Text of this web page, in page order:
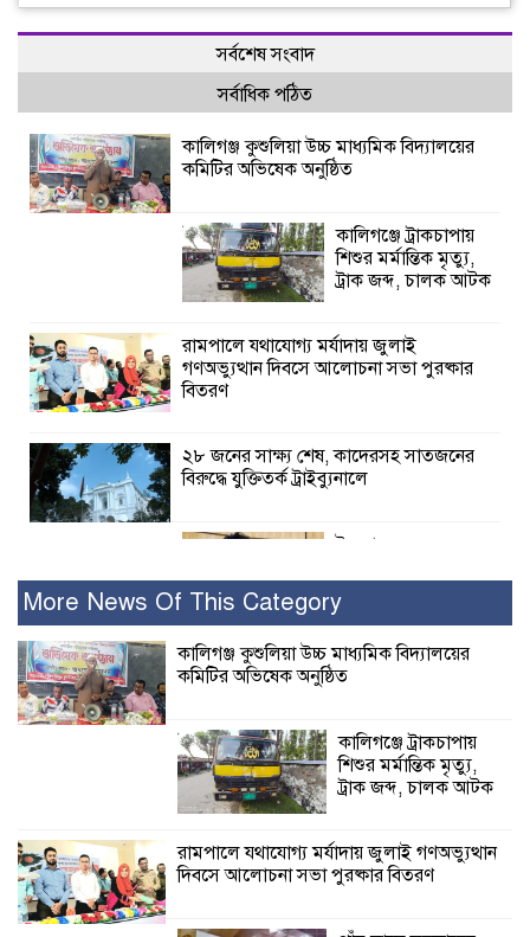
সর্বশেষ সংবাদ
সর্বাধিক পঠিত
কালিগঞ্জ কুশুলিয়া উচ্চ মাধ্যমিক বিদ্যালয়ের
কমিটির অভিষেক অনুষ্ঠিত
কালিগঞ্জে ট্রাকচাপায়
শিশুর মর্মান্তিক মৃত্যু,
ট্রাক জব্দ, চালক আটক
রামপালে যথাযোগ্য মর্যাদায় জুলাই
গণঅভ্যুত্থান দিবসে আলোচনা সভা পুরষ্কার
বিতরণ
২৮ জনের সাক্ষ্য শেষ, কাদেরসহ সাতজনের
বিরুদ্ধে যুক্তিতর্ক ট্রাইব্যুনালে
ইসলামের সবচেয়ে
নুর
পাঁচ মাসে সরকারের দোষ দিচ্ছেন, আপনারা
কালিগঞ্জে নিখোঁজ জেলের মরদেহ অবশেষে
মিলল ইছামতী নদীতে
শ্রীউলা ইউনিয়ন
More News Of This Category
কালিগঞ্জ কুশুলিয়া উচ্চ মাধ্যমিক বিদ্যালয়ের
কমিটির অভিষেক অনুষ্ঠিত
কালিগঞ্জে ট্রাকচাপায়
শিশুর মর্মান্তিক মৃত্যু,
ট্রাক জব্দ, চালক আটক
রামপালে যথাযোগ্য মর্যাদায় জুলাই গণঅভ্যুত্থান
দিবসে আলোচনা সভা পুরষ্কার বিতরণ